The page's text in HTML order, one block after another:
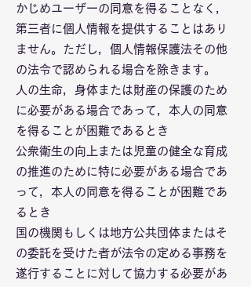
かじめユーザーの同意を得ることなく，
第三者に個人情報を提供することはあり
ません。ただし，個人情報保護法その他
の法令で認められる場合を除きます。
人の生命，身体または財産の保護のため
に必要がある場合であって，本人の同意
を得ることが困難であるとき
公衆衛生の向上または児童の健全な育成
の推進のために特に必要がある場合であ
って，本人の同意を得ることが困難であ
るとき
国の機関もしくは地方公共団体またはそ
の委託を受けた者が法令の定める事務を
遂行することに対して協力する必要があ